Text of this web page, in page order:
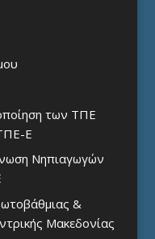
των ΤΠΕ
Ε
Νηπιαγωγών
&
Μακεδονίας